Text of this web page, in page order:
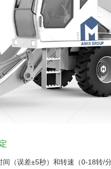
（误差±5秒）和转速（0-18转/